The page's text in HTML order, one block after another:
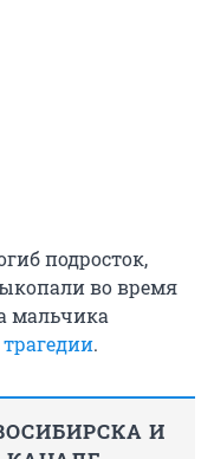
подросток,
во время
мальчика
трагедии.
И